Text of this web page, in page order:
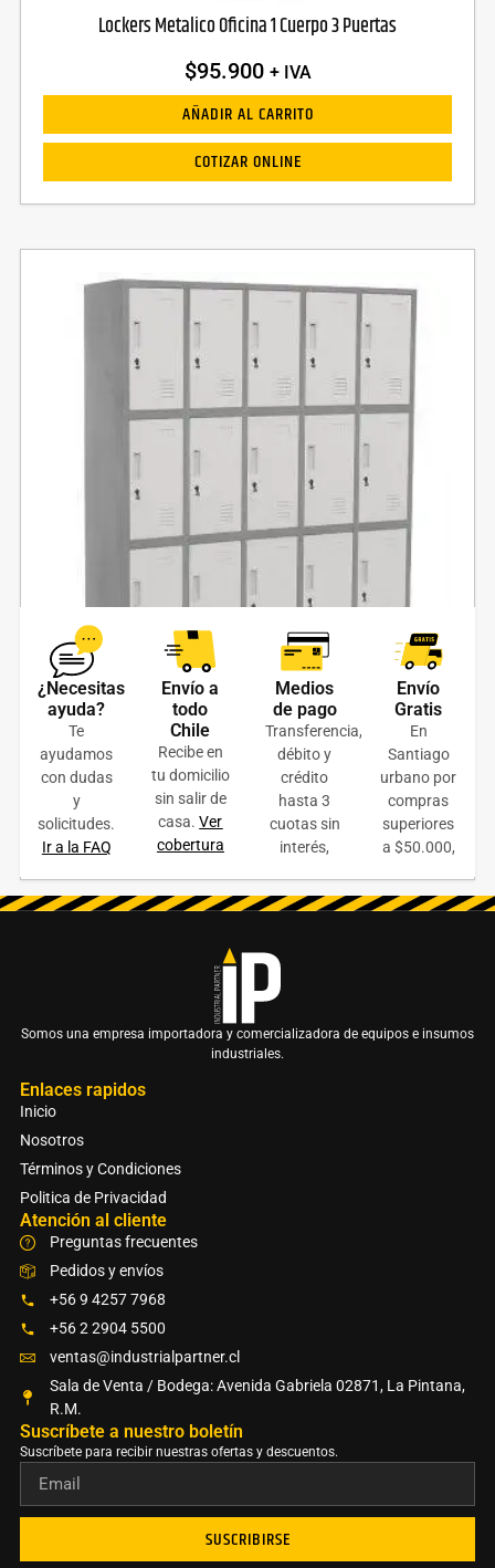
Lockers Metalico Oficina 1 Cuerpo 3 Puertas
$95.900 + IVA
AÑADIR AL CARRITO
COTIZAR ONLINE
Lockers Metalico Oficina 5 cuerpos 15 puertas
$295.900 + IVA
LEER MÁS
COTIZAR ONLINE
¿Necesitas
ayuda?
Te
ayudamos
con dudas
y
solicitudes.
Ir a la FAQ
Envío a
todo
Chile
Recibe en
tu domicilio
sin salir de
casa.Ver
cobertura
Medios
de pago
Transferencia,
débito y
crédito
hasta 3
cuotas sin
interés,
Envío
Gratis
En
Santiago
urbano por
compras
superiores
a $50.000,
Somos una empresa importadora y comercializadora de equipos e insumos
industriales.
Enlaces rapidos
Inicio
Nosotros
Términos y Condiciones
Politica de Privacidad
Atención al cliente
Preguntas frecuentes
Pedidos y envíos
+56 9 4257 7968
+56 2 2904 5500
ventas@industrialpartner.cl
Sala de Venta / Bodega: Avenida Gabriela 02871, La Pintana,
R.M.
Suscríbete a nuestro boletín​
Suscríbete para recibir nuestras ofertas y descuentos.
SUSCRIBIRSE